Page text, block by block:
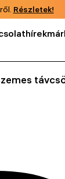
Részletek!
hírek